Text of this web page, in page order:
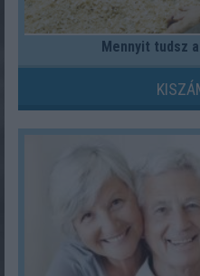
Mennyit tudsz